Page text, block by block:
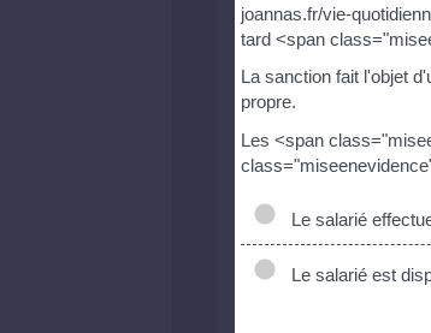
joannas.fr/vie-
tard <span
La sanction fait l'objet
propre.
Les <span
Le salarié
Le salarié est